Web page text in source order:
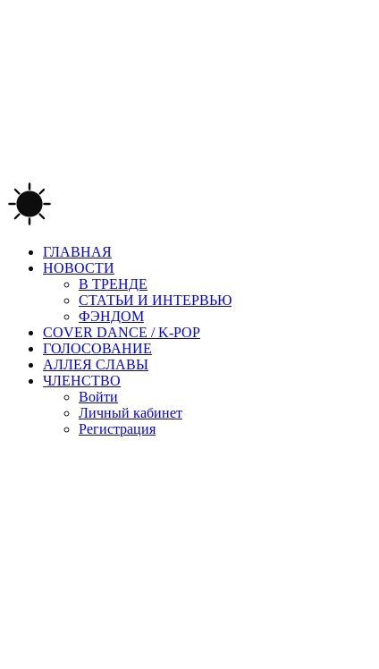
ГЛАВНАЯ
НОВОСТИ
В ТРЕНДЕ
СТАТЬИ И ИНТЕРВЬЮ
ФЭНДОМ
COVER DANCE / K-POP
ГОЛОСОВАНИЕ
АЛЛЕЯ СЛАВЫ
ЧЛЕНСТВО
Войти
Личный кабинет
Регистрация